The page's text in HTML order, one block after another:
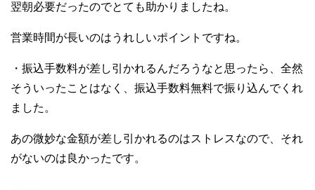
翌朝必要だったのでとても助かりましたね。
営業時間が長いのはうれしいポイントですね。
・振込手数料が差し引かれるんだろうなと思ったら、全然
そういったことはなく、振込手数料無料で振り込んでくれ
ました。
あの微妙な金額が差し引かれるのはストレスなので、それ
がないのは良かったです。